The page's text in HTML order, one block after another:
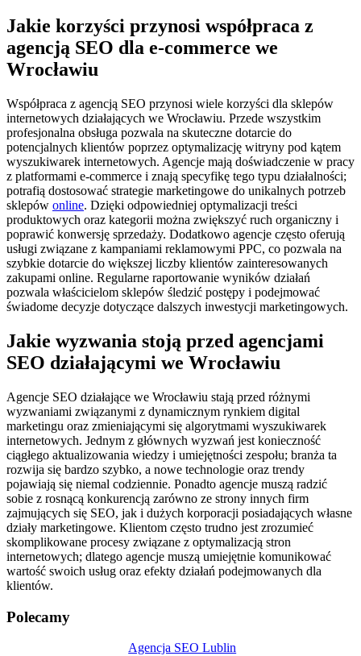
Jakie korzyści przynosi współpraca z
agencją SEO dla e-commerce we
Wrocławiu
Współpraca z agencją SEO przynosi wiele korzyści dla sklepów
internetowych działających we Wrocławiu. Przede wszystkim
profesjonalna obsługa pozwala na skuteczne dotarcie do
potencjalnych klientów poprzez optymalizację witryny pod kątem
wyszukiwarek internetowych. Agencje mają doświadczenie w pracy
z platformami e-commerce i znają specyfikę tego typu działalności;
potrafią dostosować strategie marketingowe do unikalnych potrzeb
sklepów online. Dzięki odpowiedniej optymalizacji treści
produktowych oraz kategorii można zwiększyć ruch organiczny i
poprawić konwersję sprzedaży. Dodatkowo agencje często oferują
usługi związane z kampaniami reklamowymi PPC, co pozwala na
szybkie dotarcie do większej liczby klientów zainteresowanych
zakupami online. Regularne raportowanie wyników działań
pozwala właścicielom sklepów śledzić postępy i podejmować
świadome decyzje dotyczące dalszych inwestycji marketingowych.
Jakie wyzwania stoją przed agencjami
SEO działającymi we Wrocławiu
Agencje SEO działające we Wrocławiu stają przed różnymi
wyzwaniami związanymi z dynamicznym rynkiem digital
marketingu oraz zmieniającymi się algorytmami wyszukiwarek
internetowych. Jednym z głównych wyzwań jest konieczność
ciągłego aktualizowania wiedzy i umiejętności zespołu; branża ta
rozwija się bardzo szybko, a nowe technologie oraz trendy
pojawiają się niemal codziennie. Ponadto agencje muszą radzić
sobie z rosnącą konkurencją zarówno ze strony innych firm
zajmujących się SEO, jak i dużych korporacji posiadających własne
działy marketingowe. Klientom często trudno jest zrozumieć
skomplikowane procesy związane z optymalizacją stron
internetowych; dlatego agencje muszą umiejętnie komunikować
wartość swoich usług oraz efekty działań podejmowanych dla
klientów.
Polecamy
Agencja SEO Lublin